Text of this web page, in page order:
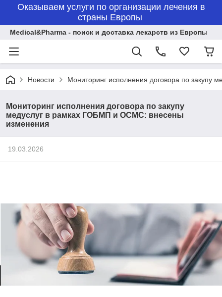
Оказываем услуги по организации лечения в
страны Европы
Medical&Pharma - поиск и доставка лекарств из Европы
Новости Мониторинг исполнения договора по
Мониторинг исполнения договора по закупу
медуслуг в рамках ГОБМП и ОСМС: внесены
изменения
19.03.2026